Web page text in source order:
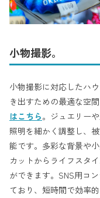
小物撮影。
小物撮影に対応したハ
き出すための最適な空間
はこちら。ジュエリー
照明を細かく調整し、
能です。多彩な背景や
カットからライフスタ
ができます。SNS用コ
ており、短時間で効率